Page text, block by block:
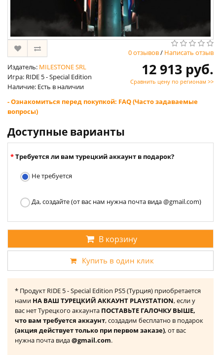
0 отзывов/ Написать отзыв
Издатель: MILESTONE SRL
Игра: RIDE 5 - Special Edition
Наличие: Есть в наличии
12 913 руб.
Сравнить цену по регионам >>
- Ознакомиться перед покупкой: FAQ (Часто задаваемые
вопросы)
Доступные варианты
Требуется ли вам турецкий аккаунт в подарок?
Не требуется
Да, создайте (от вас нам нужна почта вида @gmail.com)
В корзину
Купить в один клик
* Продукт RIDE 5 - Special Edition PS5 (Турция) приобретается
нами НА ВАШ ТУРЕЦКИЙ АККАУНТ PLAYSTATION, если у
вас нет Турецкого аккаунта ПОСТАВЬТЕ ГАЛОЧКУ ВЫШЕ,
что вам требуется аккаунт, создадим бесплатно в подарок
(акция действует только при первом заказе), от вас
нужна почта вида@gmail.com.